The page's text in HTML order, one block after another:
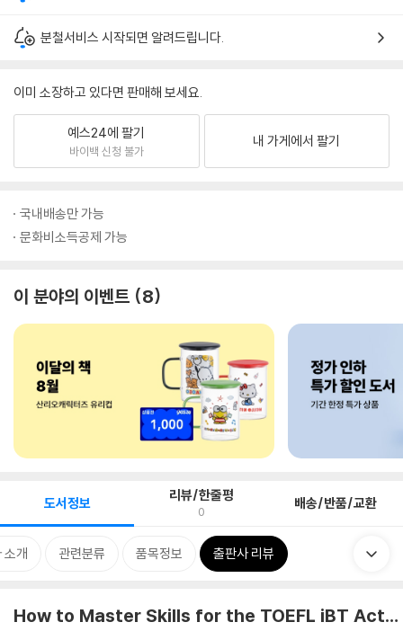
분철서비스 시작되면 알려드립니다.
이미 소장하고 있다면 판매해 보세요.
예스24에 팔기
바이백 신청 불가
내 가게에서 팔기
국내배송만 가능
문화비소득공제 가능
이 분야의 이벤트 8
도서정보 리뷰/한줄평
0 배송/반품/교환
소개 관련분류 품목정보 출판사 리뷰
How to Master Skills for the TOEFL iBT Actual Test